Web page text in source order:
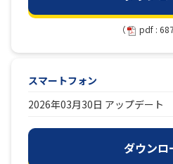
（ pdf :
スマートフォン
2026年03月30日 アップデート
ダウンロ